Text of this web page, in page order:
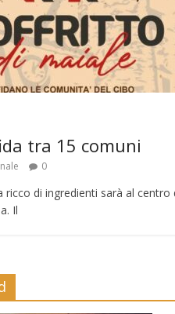
tra 15 comuni
0
di ingredienti sarà al centro
Il